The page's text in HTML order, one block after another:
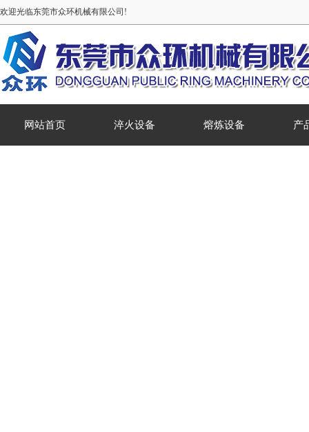
网站首页 淬火设备 熔炼设备 产
欢迎光临东莞市众环机械有限公司!